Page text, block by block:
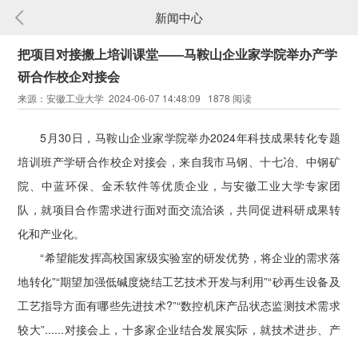
新闻中心
把项目对接搬上培训课堂——马鞍山企业家学院举办产学
研合作校企对接会
来源：安徽工业大学 2024-06-07 14:48:09 1878 阅读
5月30日，马鞍山企业家学院举办2024年科技成果转化专题
培训班产学研合作校企对接会，来自我市马钢、十七冶、中钢矿
院、中蓝环保、金禾软件等优质企业，与安徽工业大学专家团
队，就项目合作需求进行面对面交流洽谈，共同促进科研成果转
化和产业化。
“希望能发挥高校国家级实验室的研发优势，将企业的需求落
地转化”“期望加强低碱度烧结工艺技术开发与利用”“砂再生设备及
工艺指导方面有哪些先进技术?”“数控机床产品状态监测技术需求
较大”......对接会上，十多家企业结合发展实际，就技术进步、产